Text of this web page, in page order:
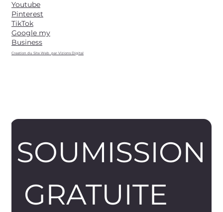
Youtube
Pinterest
TikTok
Google my
Business
Creation du Site Web par Vizions Digital
SOUMISSION
GRATUITE